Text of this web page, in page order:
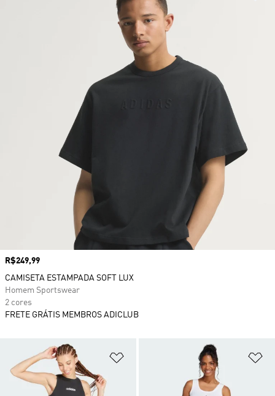
Adicionar à Lista de Desejos
Preço
R$249,99
CAMISETA ESTAMPADA SOFT LUX
Homem Sportswear
2 cores
FRETE GRÁTIS MEMBROS ADICLUB